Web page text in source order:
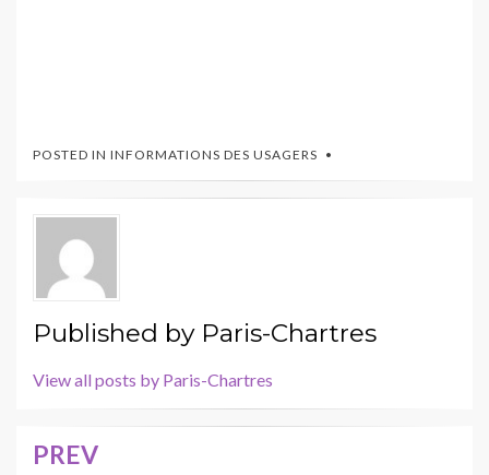
POSTED IN INFORMATIONS DES USAGERS
Published by Paris-Chartres
View all posts by Paris-Chartres
Navigation
PREV